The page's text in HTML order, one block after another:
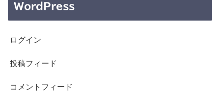
WordPress
ログイン
投稿フィード
コメントフィード